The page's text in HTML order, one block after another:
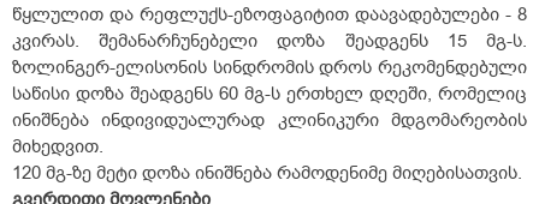
წყლულით და რეფლუქს-ეზოფაგიტით დაავადებულები - 8
კვირას. შემანარჩუნებელი დოზა შეადგენს 15 მგ-ს.
ზოლინგერ-ელისონის სინდრომის დროს რეკომენდებული
საწისი დოზა შეადგენს 60 მგ-ს ერთხელ დღეში, რომელიც
ინიშნება ინდივიდუალურად კლინიკური მდგომარეობის
მიხედვით.
120 მგ-ზე მეტი დოზა ინიშნება რამოდენიმე მიღებისათვის.